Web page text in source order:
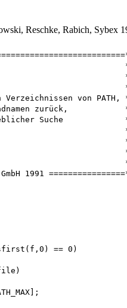
Reschke, Rabich, Sybex
von PATH,
zurück,
Suche
1991
== 0)